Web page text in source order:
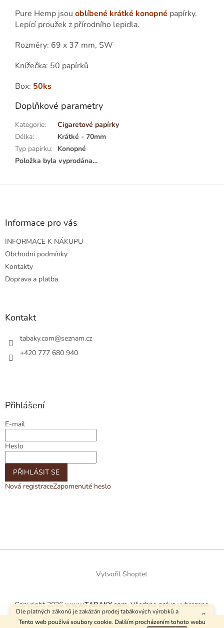
Tento web používá soubory cookie. Dalším procházením tohoto webu
Dle platných zákonů je zakázán prodej tabákových výrobků a
kuřáckých pomůcek osobám mladším 18 let.
Pure Hemp jsou oblíbené krátké konopné papírky.
Lepící proužek z přírodního lepidla.
Rozměry: 69 x 37 mm, SW
Knížečka: 50 papírků
Box: 50ks
Doplňkové parametry
Kategorie:
Cigaretové papírky
Délka:
Krátké - 70mm
Typ papírku: Konopné
Položka byla vyprodána…
Z
Informace pro vás
INFORMACE K NÁKUPU
Obchodní podmínky
Kontakty
Doprava a platba
Kontakt
tabaky.com@seznam.cz
+420 777 680 940
Přihlášení
E-mail
Heslo
PŘIHLÁSIT SE
Nová registraceZapomenuté heslo
Vytvořil Shoptet
Copyright 2026www.TABAKY.com. Všechna práva vyhrazena.